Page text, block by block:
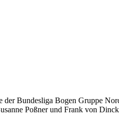
der Bundesliga Bogen Gruppe
Poßner und Frank von